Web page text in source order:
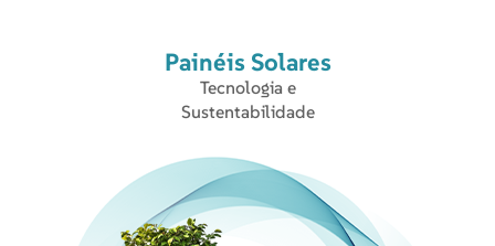
Painéis Solares
Tecnologia e
Sustentabilidade